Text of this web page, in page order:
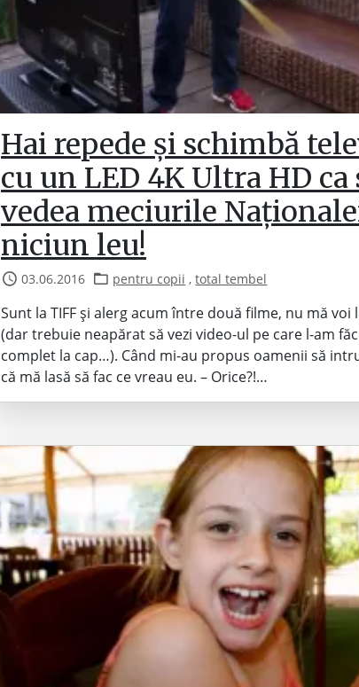
Hai repede și schimbă
cu un LED 4K Ultra HD ca
vedea meciurile
niciun leu!
03.06.2016 pentru copii ,total tembel
Sunt la TIFF și alerg acum între două filme, nu mă
(dar trebuie neapărat să vezi video-ul pe care l-am
complet la cap…). Când mi-au propus oamenii să
că mă lasă să fac ce vreau eu. – Orice?!…